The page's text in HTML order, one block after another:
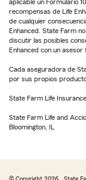
aplicable un Formulario
recompensas de Life
de cualquier
Enhanced. State Farm
discutir las posibles
Enhanced con un asesor
Cada aseguradora de
por sus propios
State Farm Life
State Farm Life and
Bloomington, IL